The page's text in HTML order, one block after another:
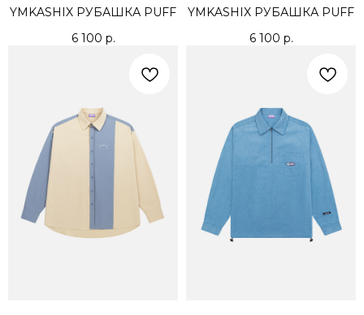
YMKASHIX РУБАШКА PUFF
6 100 р.
YMKASHIX РУБАШКА PUFF
6 100 р.
ДОКУМЕНТЫ
ВОЗВРАТ
ДОСТАВКА
ОПЛАТА